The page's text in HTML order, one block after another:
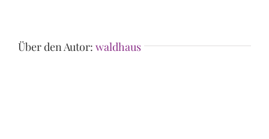
Über den Autor: waldhaus